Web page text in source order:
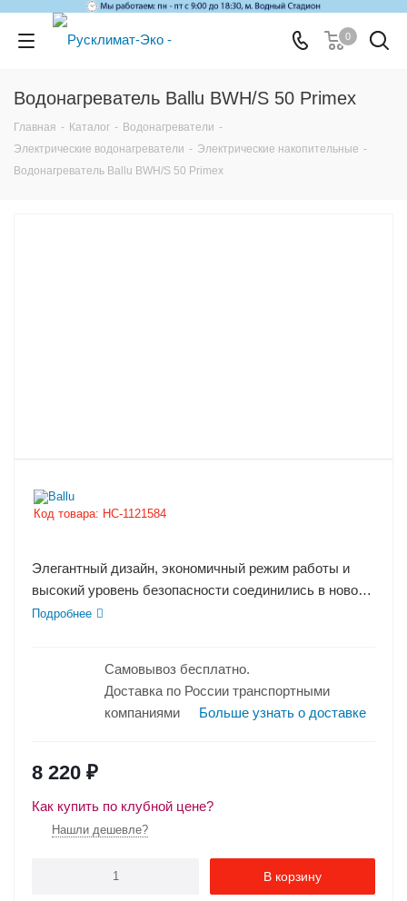
0
Водонагреватель Ballu BWH/S 50 Primex
Главная - Каталог - Водонагреватели -
Электрические водонагреватели - Электрические накопительные -
Водонагреватель Ballu BWH/S 50 Primex
Код товара: НС-1121584
Элегантный дизайн, экономичный режим работы и
высокий уровень безопасности соединились в новом
электрическом...
Подробнее
Самовывоз бесплатно.
Доставка по России транспортными
компаниями
Больше узнать о доставке
8 220 ₽
Как купить по клубной цене?
Нашли дешевле?
В корзину